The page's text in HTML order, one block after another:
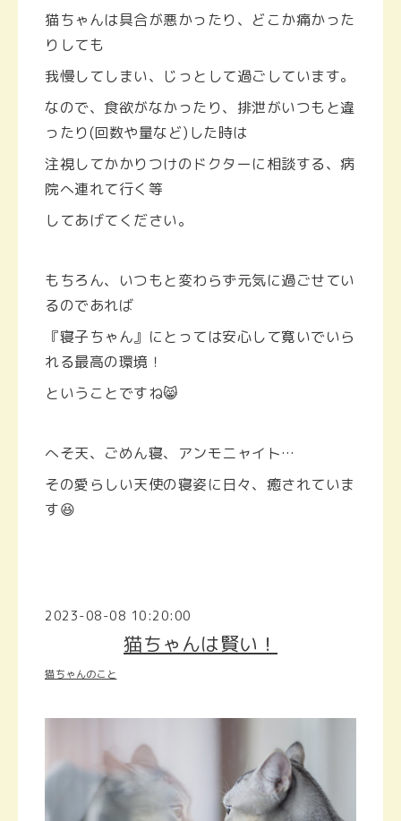
猫ちゃんは具合が悪かったり、どこか痛かった
りしても
我慢してしまい、じっとして過ごしています。
なので、食欲がなかったり、排泄がいつもと違
ったり(回数や量など)した時は
注視してかかりつけのドクターに相談する、病
院へ連れて行く等
してあげてください。
もちろん、いつもと変わらず元気に過ごせてい
るのであれば
『寝子ちゃん』にとっては安心して寛いでいら
れる最高の環境！
ということですね😸
へそ天、ごめん寝、アンモニャイト…
その愛らしい天使の寝姿に日々、癒されていま
す😆
2023-08-08 10:20:00
猫ちゃんは賢い！
猫ちゃんのこと